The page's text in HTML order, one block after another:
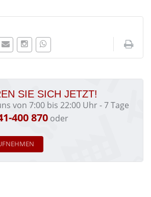
SIE SICH JETZT!
von 7:00 bis 22:00 Uhr - 7 Tage
400 870 oder